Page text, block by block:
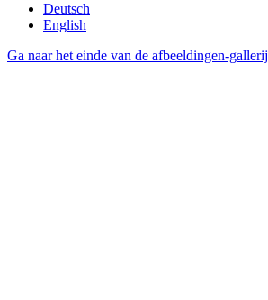
Deutsch
English
Ga naar het einde van de afbeeldingen-gallerij